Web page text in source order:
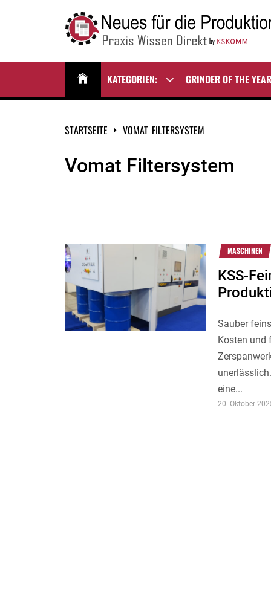
NEUES FÜR DIE
PRODUKTION
KATEGORIEN:
Show
menu
GRINDER OF THE YEAR
STARTSEITE VOMAT FILTERSYSTEM
Vomat Filtersystem
MASCHINEN
KSS-
Sauber
Kosten und
eine...
20. Oktober